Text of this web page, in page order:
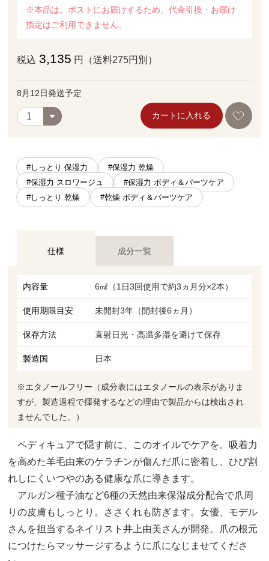
※本品は、ポストにお届けするため、代金引換・お届け
指定はご利用できません。
税込 3,135 円（送料275円別）
8月12日発送予定
カートに入れる
#しっとり 保湿力
#保湿力 乾燥
#保湿力 スロワージュ
#保湿力 ボディ＆パーツケア
#しっとり 乾燥
#乾燥 ボディ＆パーツケア
仕様 成分一覧
内容量 6㎖（1日3回使用で約3ヵ月分×2本）
使用期限目安 未開封3年（開封後6ヵ月）
保存方法 直射日光・高温多湿を避けて保存
製造国 日本
※エタノールフリー（成分表にはエタノールの表示がありま
すが、製造過程で揮発するなどの理由で製品からは検出され
ませんでした。）
ペディキュアで隠す前に、このオイルでケアを。吸着力
を高めた羊毛由来のケラチンが傷んだ爪に密着し、ひび割
れしにくいつやのある健康な爪に導きます。
アルガン種子油など6種の天然由来保湿成分配合で爪周
りの皮膚もしっとり。ささくれも防ぎます。女優、モデル
さんを担当するネイリスト井上由美さんが開発。爪の根元
につけたらマッサージするように爪になじませてくださ